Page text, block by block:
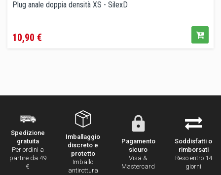
Plug anale doppia densità XS - SilexD
10,90 €
Spedizione
gratuita
Per ordini a
partire da 49
€
Imballaggio
discreto e
protetto
Imballo
antirottura
Pagamento
sicuro
Visa &
Mastercard
Soddisfatti o
rimborsati
Reso entro 14
giorni